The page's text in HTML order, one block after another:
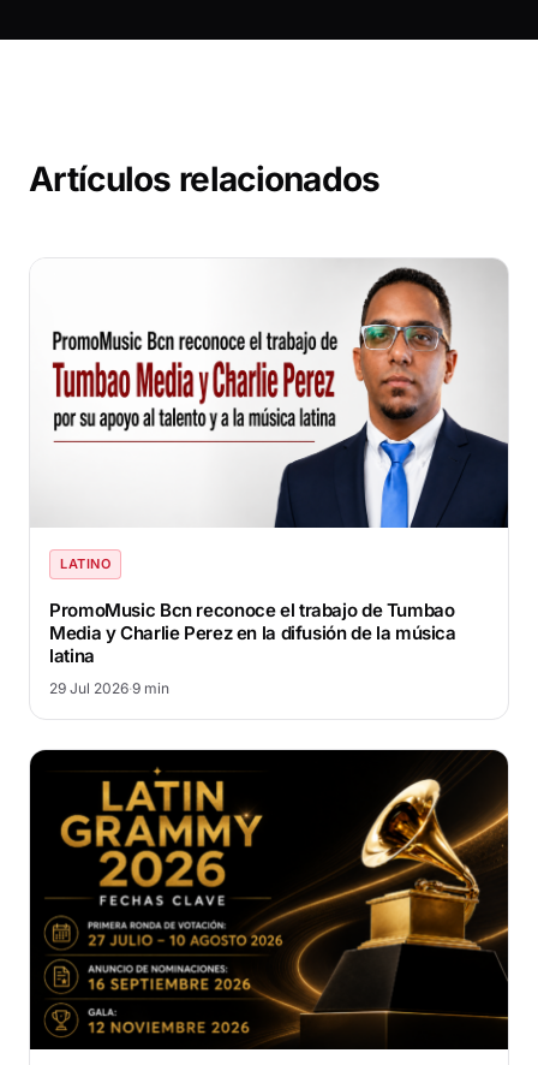
Artículos relacionados
LATINO
PromoMusic Bcn reconoce el trabajo de Tumbao
Media y Charlie Perez en la difusión de la música
latina
29 Jul 2026·9 min